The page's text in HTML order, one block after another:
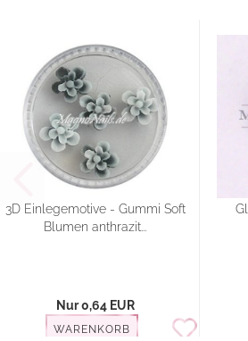
3D Einlegemotive - Gummi Soft
Blumen anthrazit...
Nur 0,64 EUR
WARENKORB